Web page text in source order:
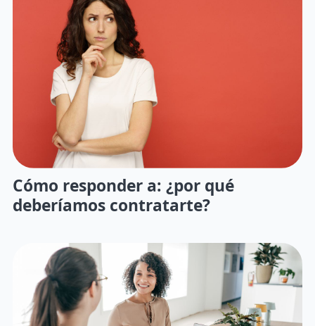
Cómo responder a: ¿por qué
deberíamos contratarte?